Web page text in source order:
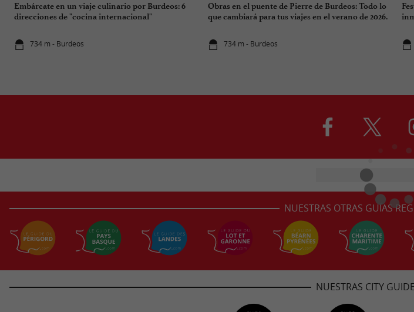
Embárcate en un viaje culinario por Burdeos: 6
direcciones de "cocina internacional"
734 m - Burdeos
Obras en el puente de Pierre de Burdeos: Todo lo
que cambiará para tus viajes en el verano de 2026.
734 m - Burdeos
NUESTRAS OTRAS GUÍAS
NUESTRAS CITY